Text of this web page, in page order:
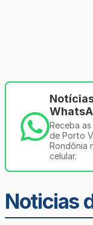
Receba
de Porto
Rondônia
celular.
Noticias